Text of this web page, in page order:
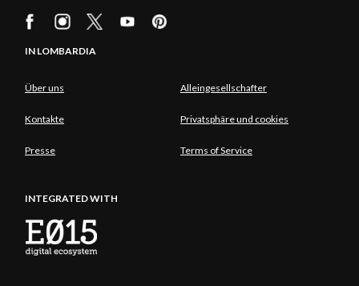
IN LOMBARDIA
Über uns Alleingesellschafter
Kontakte Privatsphäre und cookies
Presse Terms of Service
INTEGRATED WITH